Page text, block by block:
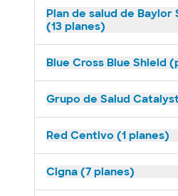
Plan de salud de
(13 planes)
Blue Cross Blue Shield
Grupo de Salud
Red Centivo (1 planes)
Cigna (7 planes)